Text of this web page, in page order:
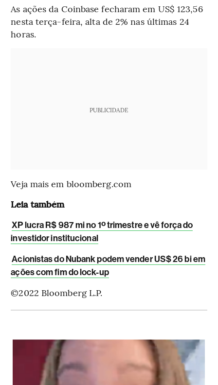
As ações da Coinbase fecharam em US$ 123,56
nesta terça-feira, alta de 2% nas últimas 24
horas.
PUBLICIDADE
Veja mais em bloomberg.com
Leia também
XP lucra R$ 987 mi no 1º trimestre e vê força do
investidor institucional
Acionistas do Nubank podem vender US$ 26 bi em
ações com fim do lock-up
©2022 Bloomberg L.P.